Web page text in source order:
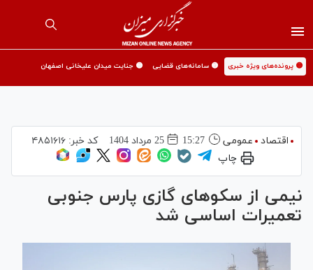
🟡 پرونده‌های ویژه خبری 🟡 سامانه‌های قضایی 🟡 جنایت میدان علیخانی اصفهان
اقتصاد عمومی 15:27 25 مرداد 1404 کد خبر:۴۸۵۱۶۱۶
چاپ
نیمی از سکو‌های گازی پارس جنوبی
تعمیرات اساسی شد